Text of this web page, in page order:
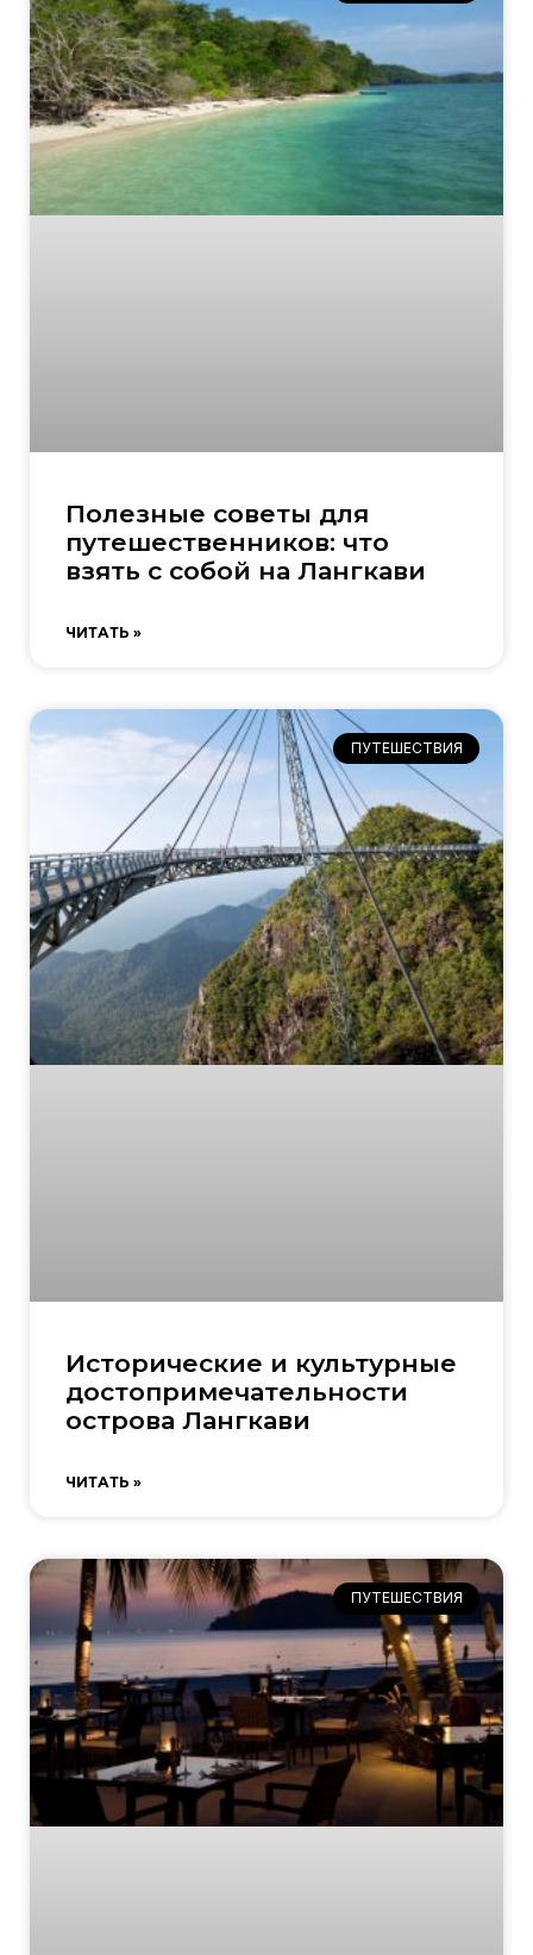
Полезные советы для
путешественников: что
взять с собой на Лангкави
ЧИТАТЬ »
ПУТЕШЕСТВИЯ
Исторические и культурные
достопримечательности
острова Лангкави
ЧИТАТЬ »
ПУТЕШЕСТВИЯ